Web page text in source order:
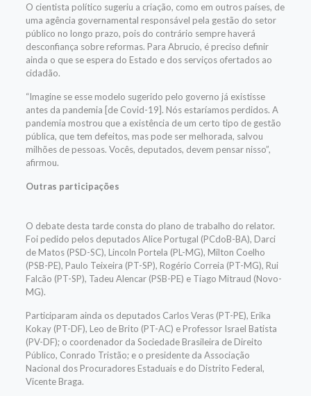
O cientista político sugeriu a criação, como em outros países, de
uma agência governamental responsável pela gestão do setor
público no longo prazo, pois do contrário sempre haverá
desconfiança sobre reformas. Para Abrucio, é preciso definir
ainda o que se espera do Estado e dos serviços ofertados ao
cidadão.
“Imagine se esse modelo sugerido pelo governo já existisse
antes da pandemia [de Covid-19]. Nós estaríamos perdidos. A
pandemia mostrou que a existência de um certo tipo de gestão
pública, que tem defeitos, mas pode ser melhorada, salvou
milhões de pessoas. Vocês, deputados, devem pensar nisso”,
afirmou.
Outras participações
O debate desta tarde consta do plano de trabalho do relator.
Foi pedido pelos deputados Alice Portugal (PCdoB-BA), Darci
de Matos (PSD-SC), Lincoln Portela (PL-MG), Milton Coelho
(PSB-PE), Paulo Teixeira (PT-SP), Rogério Correia (PT-MG), Rui
Falcão (PT-SP), Tadeu Alencar (PSB-PE) e Tiago Mitraud (Novo-
MG).
Participaram ainda os deputados Carlos Veras (PT-PE), Erika
Kokay (PT-DF), Leo de Brito (PT-AC) e Professor Israel Batista
(PV-DF); o coordenador da Sociedade Brasileira de Direito
Público, Conrado Tristão; e o presidente da Associação
Nacional dos Procuradores Estaduais e do Distrito Federal,
Vicente Braga.